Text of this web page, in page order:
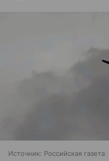
Источник: Российская газета